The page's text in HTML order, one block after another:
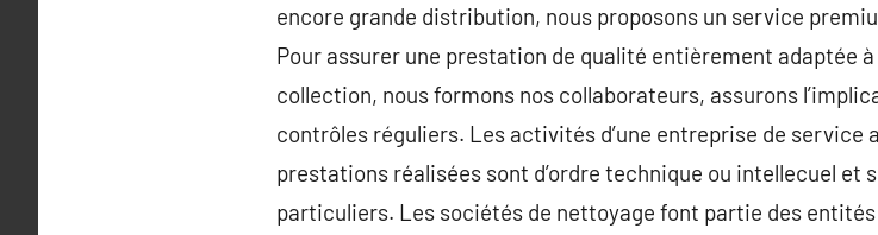
encore grande distribution, nous proposons un service
Pour assurer une prestation de qualité entièrement adaptée
collection, nous formons nos collaborateurs, assurons
contrôles réguliers. Les activités d’une entreprise de
prestations réalisées sont d’ordre technique ou intellecuel et
particuliers. Les sociétés de nettoyage font partie des